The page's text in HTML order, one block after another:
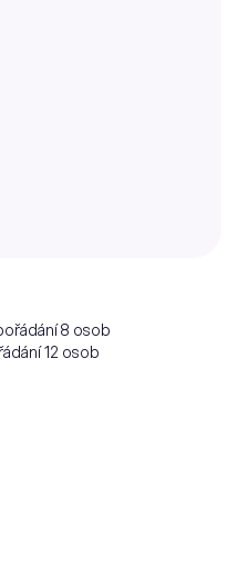
8 osob
12 osob